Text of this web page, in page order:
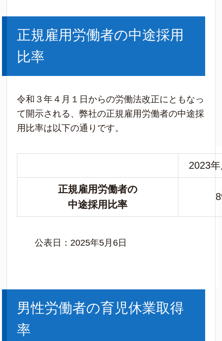
正規雇用労働者の中途採用
比率
令和３年４月１日からの労働法改正にともなっ
て開示される、弊社の正規雇用労働者の中途採
用比率は以下の通りです。
2023
正規雇用労働者の
中途採用比率
公表日：2025年5月6日
男性労働者の育児休業取得
率